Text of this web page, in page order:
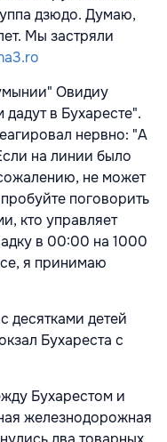
дзюдо. Думаю,
Мы застряли
Овидиу
дадут в Бухаресте".
нервно: "А
на линии было
не может
поговорить
кто управляет
в 00:00 на 1000
я принимаю
десятками детей
Бухареста с
Бухарестом и
железнодорожная